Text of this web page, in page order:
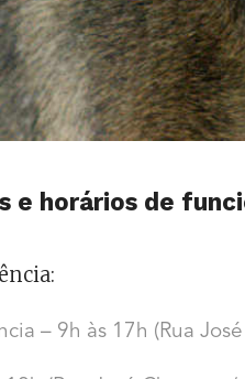
e horários de
– 9h às 17h (Rua